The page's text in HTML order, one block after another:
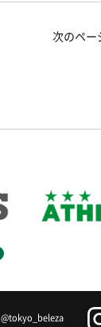
次のペー
@tokyo_beleza